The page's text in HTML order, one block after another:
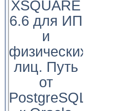
XSQUARE
6.6 для ИП
и
физических
лиц. Путь
от
PostgreSQL